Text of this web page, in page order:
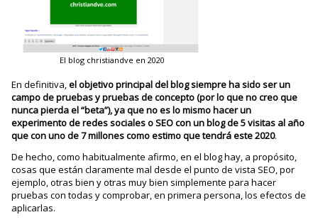
El blog christiandve en 2020
En definitiva,el objetivo principal del blog siempre ha sido ser un
campo de pruebas y pruebas de concepto (por lo que no creo que
nunca pierda el “beta”), ya que no es lo mismo hacer un
experimento de redes sociales o SEO con un blog de 5 visitas al año
que con uno de 7 millones como estimo que tendrá este 2020.
De hecho, como habitualmente afirmo, en el blog hay, a propósito,
cosas que están claramente mal desde el punto de vista SEO, por
ejemplo, otras bien y otras muy bien simplemente para hacer
pruebas con todas y comprobar, en primera persona, los efectos de
aplicarlas.